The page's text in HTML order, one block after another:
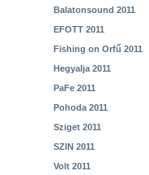
Balatonsound 2011
EFOTT 2011
Fishing on Orfű 2011
Hegyalja 2011
PaFe 2011
Pohoda 2011
Sziget 2011
SZIN 2011
Volt 2011